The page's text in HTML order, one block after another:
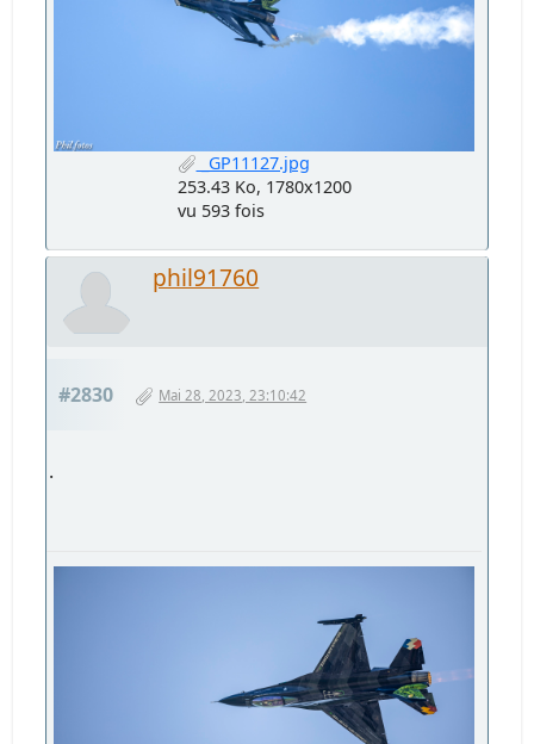
_GP11127.jpg
253.43 Ko, 1780x1200
vu 593 fois
phil91760
#2830 Mai 28, 2023, 23:10:42
.